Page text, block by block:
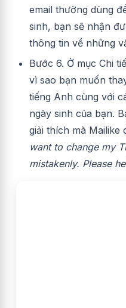
email thường dùng
sinh, bạn sẽ nhận
thông tin về những
Bước 6. Ở mục Chi
vì sao bạn muốn
tiếng Anh cùng với
ngày sinh của bạn.
giải thích mà Mailike
want to change my
mistakenly. Please